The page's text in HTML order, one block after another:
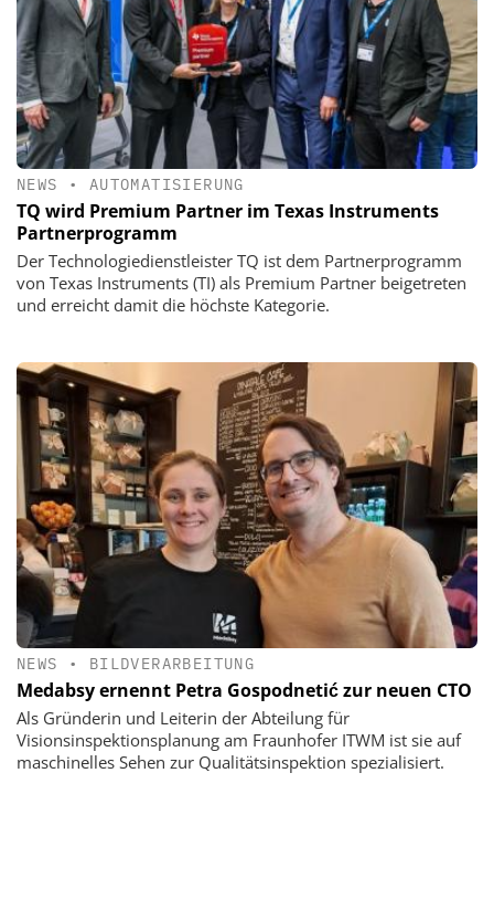
NEWS • AUTOMATISIERUNG
TQ wird Premium Partner im Texas Instruments
Partnerprogramm
Der Technologiedienstleister TQ ist dem Partnerprogramm
von Texas Instruments (TI) als Premium Partner beigetreten
und erreicht damit die höchste Kategorie.
NEWS • BILDVERARBEITUNG
Medabsy ernennt Petra Gospodnetić zur neuen CTO
Als Gründerin und Leiterin der Abteilung für
Visionsinspektionsplanung am Fraunhofer ITWM ist sie auf
maschinelles Sehen zur Qualitätsinspektion spezialisiert.